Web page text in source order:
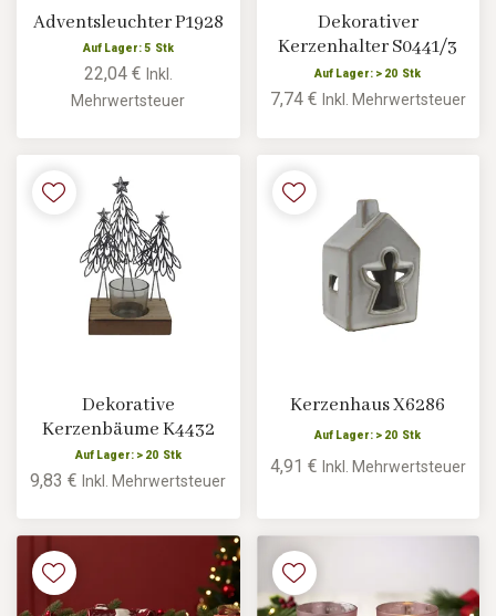
Adventsleuchter P1928
Auf Lager: 5 Stk
22,04 € Inkl.
Mehrwertsteuer
Dekorativer
Kerzenhalter S0441/3
Auf Lager: > 20 Stk
7,74 € Inkl. Mehrwertsteuer
Dekorative
Kerzenbäume K4432
Auf Lager: > 20 Stk
9,83 €Inkl. Mehrwertsteuer
Kerzenhaus X6286
Auf Lager: > 20 Stk
4,91 € Inkl. Mehrwertsteuer